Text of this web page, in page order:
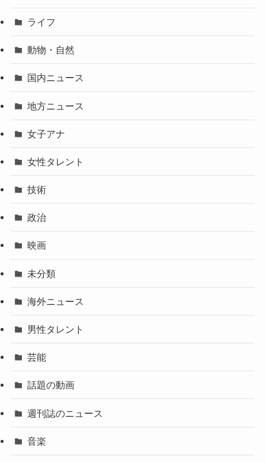
ライフ
動物・自然
国内ニュース
地方ニュース
女子アナ
女性タレント
技術
政治
映画
未分類
海外ニュース
男性タレント
芸能
話題の動画
週刊誌のニュース
音楽